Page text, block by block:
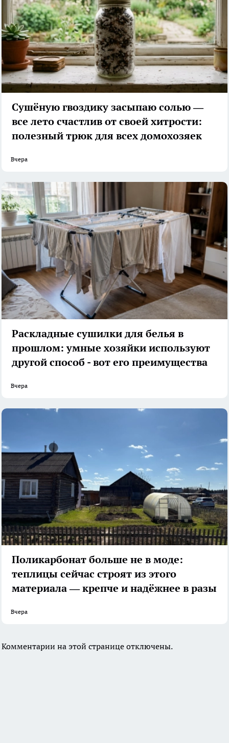
Сушёную гвоздику засыпаю солью —
все лето счастлив от своей хитрости:
полезный трюк для всех домохозяек
Вчера
Раскладные сушилки для белья в
прошлом: умные хозяйки используют
другой способ - вот его преимущества
Вчера
Поликарбонат больше не в моде:
теплицы сейчас строят из этого
материала — крепче и надёжнее в разы
Вчера
Комментарии на этой странице отключены.